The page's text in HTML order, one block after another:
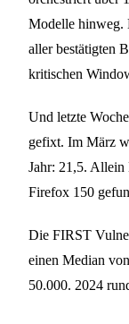
Modelle hinweg.
aller bestätigten
kritischen
Und letzte
gefixt. Im März
Jahr: 21,5. Allein
Firefox 150
Die FIRST
einen Median
50.000. 2024